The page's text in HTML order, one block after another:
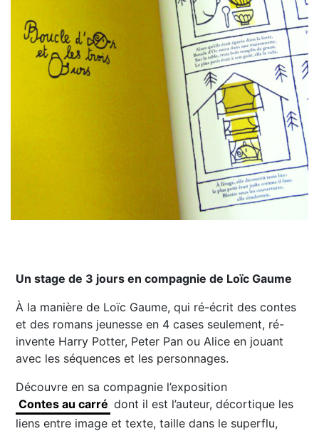
Un stage de 3 jours en compagnie de Loïc Gaume
À la manière de Loïc Gaume, qui ré-écrit des contes
et des romans jeunesse en 4 cases seulement, ré-
invente Harry Potter, Peter Pan ou Alice en jouant
avec les séquences et les personnages.
Découvre en sa compagnie l’exposition
Contes au carré dont il est l’auteur, décortique les
liens entre image et texte, taille dans le superflu,